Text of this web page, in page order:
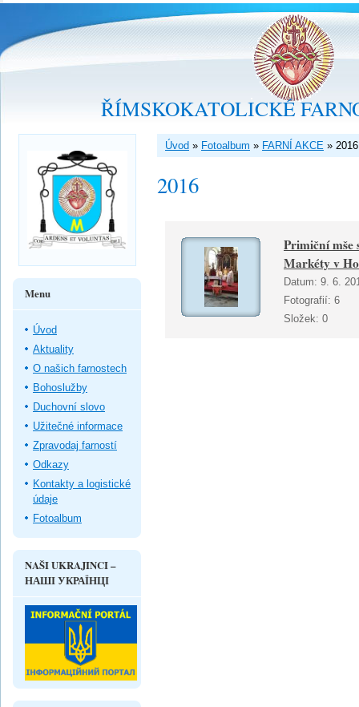
ŘÍMSKOKATOLICKÉ
Úvod » Fotoalbum » FARNÍ AKCE » 2016
2016
Primiční mše
Markéty v
Datum: 9. 6.
Fotografií: 6
Složek: 0
Menu
Úvod
Aktuality
O našich farnostech
Bohoslužby
Duchovní slovo
Užitečné informace
Zpravodaj farností
Odkazy
Kontakty a logistické
údaje
Fotoalbum
NAŠI UKRAJINCI –
НАШІ УКРАЇНЦІ